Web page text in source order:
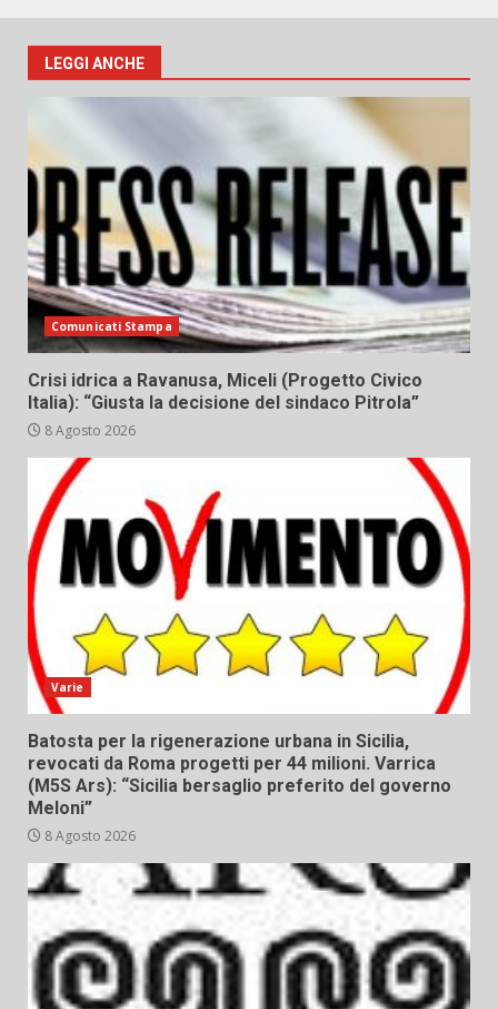
LEGGI ANCHE
Comunicati Stampa
Crisi idrica a Ravanusa, Miceli (Progetto Civico
Italia): “Giusta la decisione del sindaco Pitrola”
8 Agosto 2026
Varie
Batosta per la rigenerazione urbana in Sicilia,
revocati da Roma progetti per 44 milioni. Varrica
(M5S Ars): “Sicilia bersaglio preferito del governo
Meloni”
8 Agosto 2026